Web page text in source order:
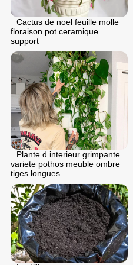
Cactus de noel feuille molle
floraison pot ceramique
support
Plante d interieur grimpante
variete pothos meuble ombre
tiges longues